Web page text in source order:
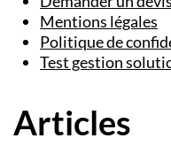
Mentions légales
Politique de
Test gestion
Articles